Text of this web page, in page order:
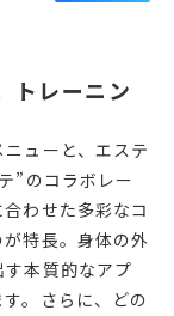
トレーニン
ューと、エステ
”のコラボレー
わせた多彩なコ
特長。身体の外
本質的なアプ
。さらに、どの